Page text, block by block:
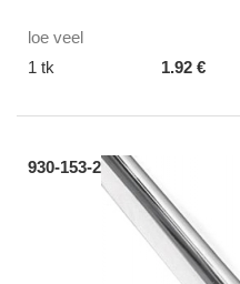
loe veel
1 tk
1.92 €
930-153-2